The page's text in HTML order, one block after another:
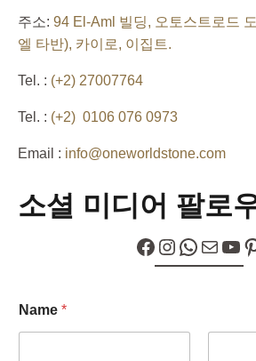
주소: 94 El-Aml 빌딩, 오토스트로드
엘 타반), 카이로, 이집트.
Tel. : (+2) 27007764
Tel. : (+2) 0106 076 0973
Email : info@oneworldstone.com
소셜 미디어 팔로
Facebook
Instagram
Mail
Name *